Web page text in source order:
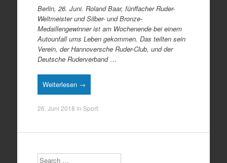
Berlin, 26. Juni. Roland Baar, fünffacher Ruder-
Weltmeister und Silber- und Bronze-
Medaillengewinner ist am Wochenende bei einem
Autounfall ums Leben gekommen. Das teilten sein
Verein, der Hannoversche Ruder-Club, und der
Deutsche Ruderverband …
Weiterlesen →
26. Juni 2018 in Sport.
Search